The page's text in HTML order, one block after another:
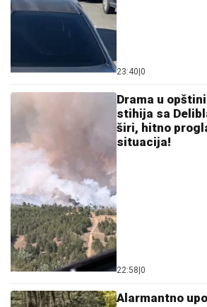
PREVARENA ZA 50.000 EVRA:
opljačkana u Istanbulu, verovala
posle svega blokirala na mrežama
"STEFANI MI BRANI
Haos na
i Munjez oči u oči, on
tužbama: "Pretila mi
joj dokaze" (VIDEO)
ŠOKANTNE
sponzora?